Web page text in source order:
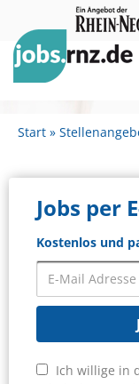
Start
Jobs per
Kostenlos und
Ich willige in